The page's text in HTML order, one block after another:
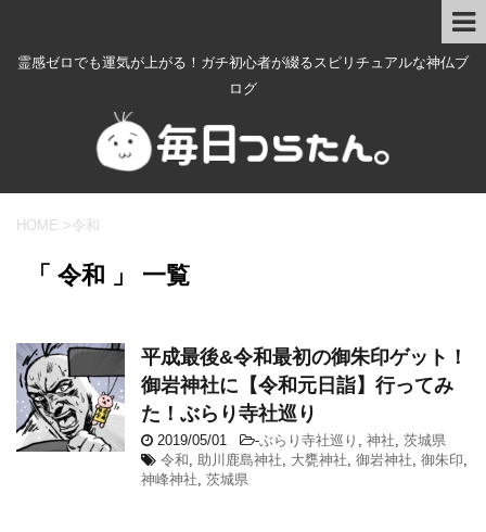
霊感ゼロでも運気が上がる！ガチ初心者が綴るスピリチュアルな神仏ブ
ログ
HOME >令和
「 令和 」 一覧
平成最後&令和最初の御朱印ゲット！
御岩神社に【令和元日詣】行ってみ
た！ぶらり寺社巡り
2019/05/01 -ぶらり寺社巡り , 神社, 茨城県
令和, 助川鹿島神社, 大甕神社, 御岩神社, 御朱印,
神峰神社, 茨城県